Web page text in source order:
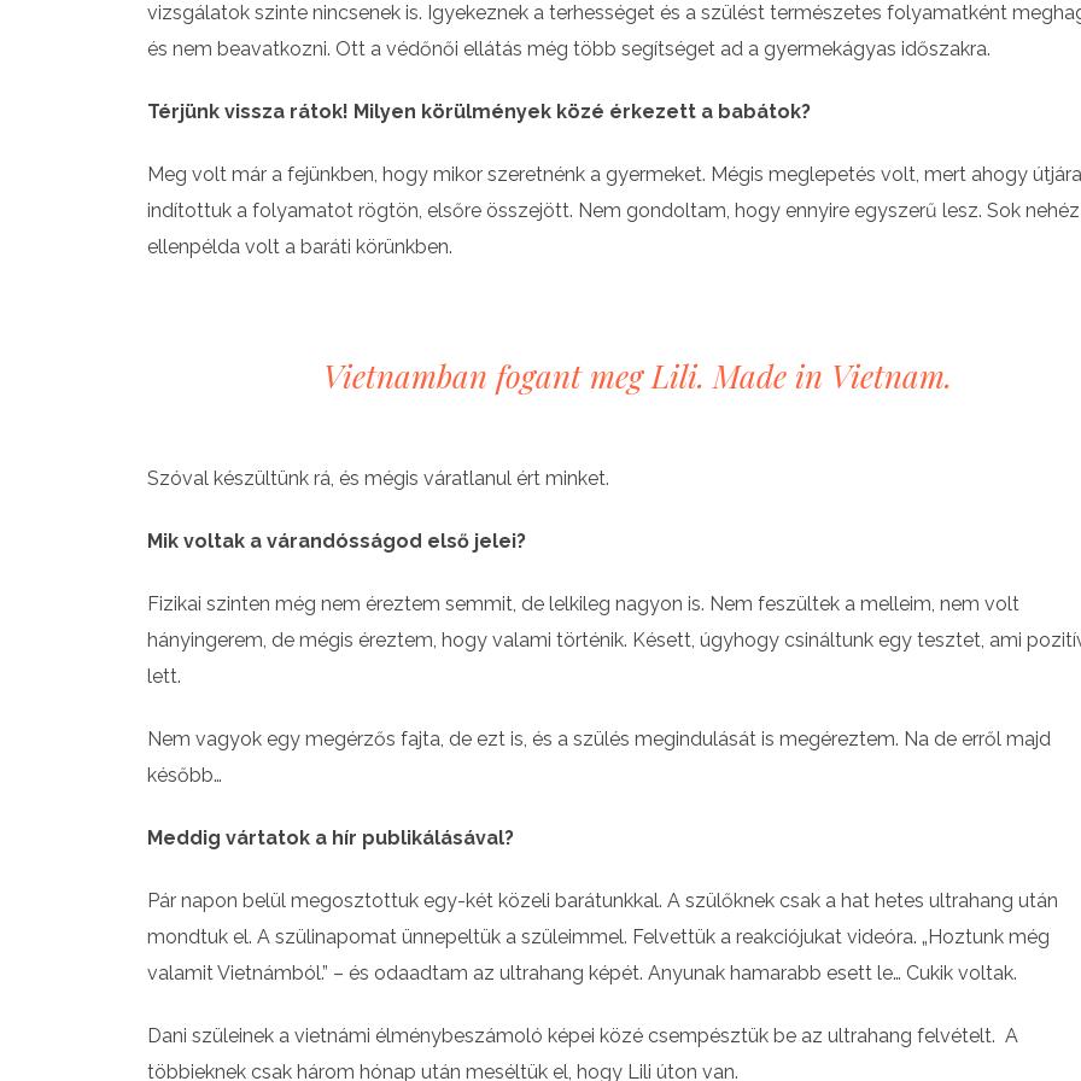
vizsgálatok szinte nincsenek is. Igyekeznek a terhességet és a szülést természetes folyamatként
és nem beavatkozni. Ott a védőnői ellátás még több segítséget ad a gyermekágyas időszakra.
Térjünk vissza rátok! Milyen körülmények közé érkezett a babátok?
Meg volt már a fejünkben, hogy mikor szeretnénk a gyermeket. Mégis meglepetés volt, mert ahogy útjára
indítottuk a folyamatot rögtön, elsőre összejött. Nem gondoltam, hogy ennyire egyszerű lesz. Sok nehéz
ellenpélda volt a baráti körünkben.
Vietnamban fogant meg Lili. Made in Vietnam.
Szóval készültünk rá, és mégis váratlanul ért minket.
Mik voltak a várandósságod első jelei?
Fizikai szinten még nem éreztem semmit, de lelkileg nagyon is. Nem feszültek a melleim, nem volt
hányingerem, de mégis éreztem, hogy valami történik. Késett, úgyhogy csináltunk egy tesztet, ami
lett.
Nem vagyok egy megérzős fajta, de ezt is, és a szülés megindulását is megéreztem. Na de erről majd
később…
Meddig vártatok a hír publikálásával?
Pár napon belül megosztottuk egy-két közeli barátunkkal. A szülőknek csak a hat hetes ultrahang után
mondtuk el. A szülinapomat ünnepeltük a szüleimmel. Felvettük a reakciójukat videóra. „Hoztunk még
valamit Vietnámból.” – és odaadtam az ultrahang képét. Anyunak hamarabb esett le… Cukik voltak.
Dani szüleinek a vietnámi élménybeszámoló képei közé csempésztük be az ultrahang felvételt. A
többieknek csak három hónap után meséltük el, hogy Lili úton van.